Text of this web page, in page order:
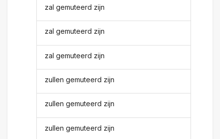
zal gemuteerd zijn
zal gemuteerd zijn
zal gemuteerd zijn
zullen gemuteerd zijn
zullen gemuteerd zijn
zullen gemuteerd zijn